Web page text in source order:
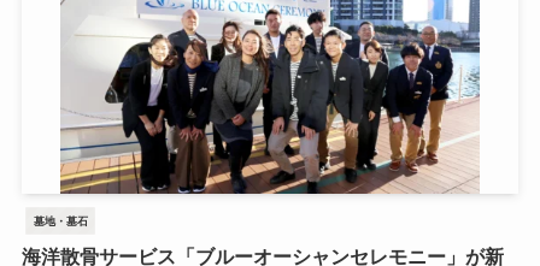
墓地・墓石
海洋散骨サービス「ブルーオーシャンセレモニー」が新